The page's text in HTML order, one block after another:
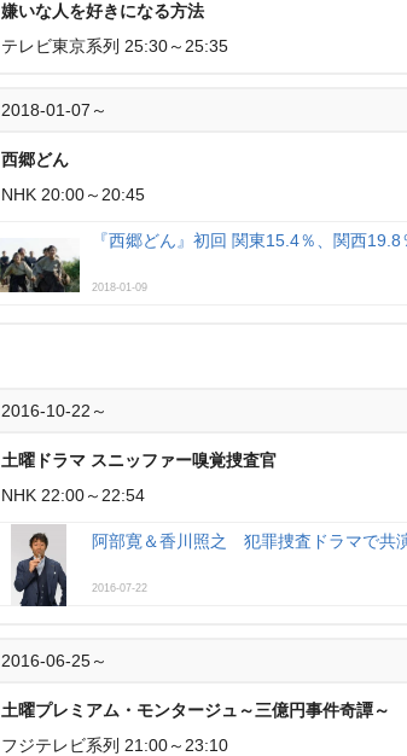
嫌いな人を好きになる方法
テレビ東京系列 25:30～25:35
2018-01-07～
西郷どん
NHK 20:00～20:45
『西郷どん』初回 関東15.4％、関西19.8
2018-01-09
2016-10-22～
土曜ドラマ スニッファー嗅覚捜査官
NHK 22:00～22:54
阿部寛＆香川照之 犯罪捜査ドラマで
2016-07-22
2016-06-25～
土曜プレミアム・モンタージュ～三億円事件奇譚～
フジテレビ系列 21:00～23:10